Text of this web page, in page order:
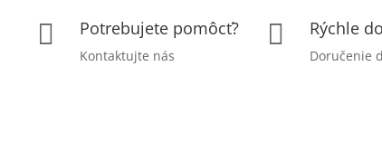
 Potrebujete pomôcť?
Kontaktujte nás
 Rýchle
Doručenie